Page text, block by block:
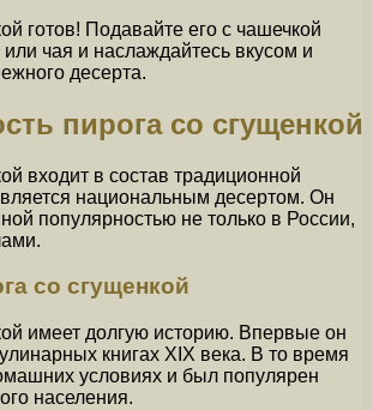
готов! Подавайте его с чашечкой
чая и наслаждайтесь вкусом и
десерта.
пирога со сгущенкой
входит в состав традиционной
национальным десертом. Он
популярностью не только в России,
со сгущенкой
имеет долгую историю. Впервые он
книгах XIX века. В то время
условиях и был популярен
населения.